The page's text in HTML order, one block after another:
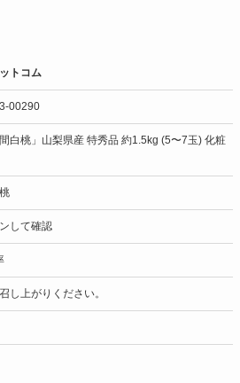
トコム
00290
白桃」山梨県産 特秀品 約1.5kg (5〜7玉) 化粧
して確認
し上がりください。